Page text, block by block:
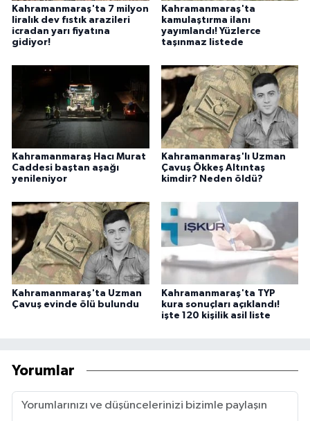
Kahramanmaraş'ta 7 milyon
liralık dev fıstık arazileri
icradan yarı fiyatına
gidiyor!
Kahramanmaraş'ta
kamulaştırma ilanı
yayımlandı! Yüzlerce
taşınmaz listede
Kahramanmaraş Hacı Murat
Caddesi baştan aşağı
yenileniyor
Kahramanmaraş'lı Uzman
Çavuş Ökkeş Altıntaş
kimdir? Neden öldü?
Kahramanmaraş'ta Uzman
Çavuş evinde ölü bulundu
Kahramanmaraş'ta TYP
kura sonuçları açıklandı!
işte 120 kişilik asil liste
Yorumlar